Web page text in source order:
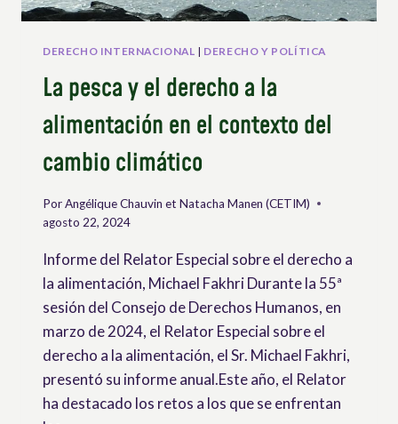
LOS
Y
OTRAS
PERSONAS
QUE
EN
ZONAS
RURALES
DERECHO INTERNACIONAL | DERECHO Y POLÍTICA
La pesca y el derecho a la
alimentación en el contexto del
cambio climático
PorAngélique Chauvin et Natacha Manen (CETIM)
agosto 22, 2024
Informe del Relator Especial sobre el derecho a
la alimentación, Michael Fakhri Durante la 55ª
sesión del Consejo de Derechos Humanos, en
marzo de 2024, el Relator Especial sobre el
derecho a la alimentación, el Sr. Michael Fakhri,
presentó su informe anual.Este año, el Relator
ha destacado los retos a los que se enfrentan